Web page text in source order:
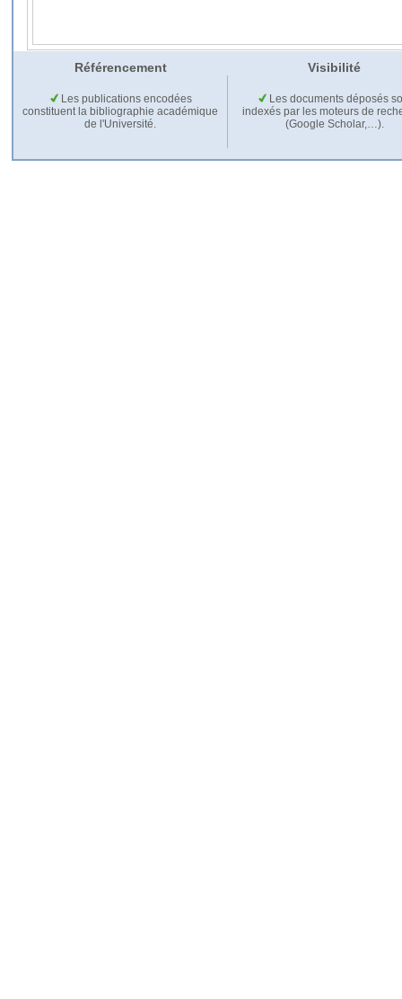
Référencement Visibilité
Les publications encodées
constituent la bibliographie académique
de l'Université.
Les documents déposés
indexés par les moteurs de
(Google Scholar,…).